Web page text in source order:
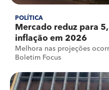
POLÍTICA
Mercado reduz para
inflação em 2026
Melhora nas projeções
Boletim Focus